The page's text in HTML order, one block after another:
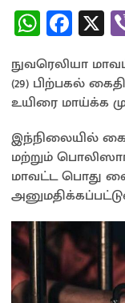
W
h
at
sA
p
p
Fa
ce
b
o
o
k
X
நுவரெலியா
(29) பிற்பகல்
உயிரை மாய்க்க
இந்நிலையில்
மற்றும்
மாவட்ட பொது